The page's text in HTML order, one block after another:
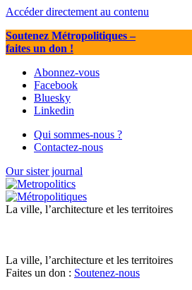
Accéder directement au contenu
Soutenez Métropolitiques–
faites un don !
Abonnez-vous
Facebook
Bluesky
Linkedin
Qui sommes-nous ?
Contactez-nous
Our sister journal
La ville, l’architecture et les territoires
La ville, l’architecture et les territoires
Faites un don : Soutenez-nous